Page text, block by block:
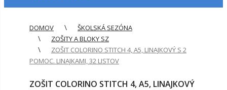
DOMOV
ŠKOLSKÁ SEZÓNA
ZOŠITY A BLOKY SZ
ZOŠIT COLORINO STITCH 4, A5, LINAJKOVÝ S 2
POMOC. LINAJKAMI, 32 LISTOV
ZOŠIT COLORINO STITCH 4, A5, LINAJKOVÝ